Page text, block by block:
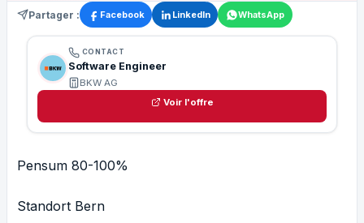
Partager : Facebook LinkedIn WhatsApp
CONTACT
Software Engineer
BKW AG
Voir l'offre
Pensum 80-100%
Standort Bern